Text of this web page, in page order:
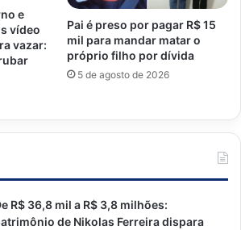
e
vídeo
vazar:
Pai é preso por pagar R$ 15
mil para mandar matar o
próprio filho por dívida
5 de agosto de 2026
R$ 36,8 mil a R$ 3,8 milhões:
de Nikolas Ferreira dispara